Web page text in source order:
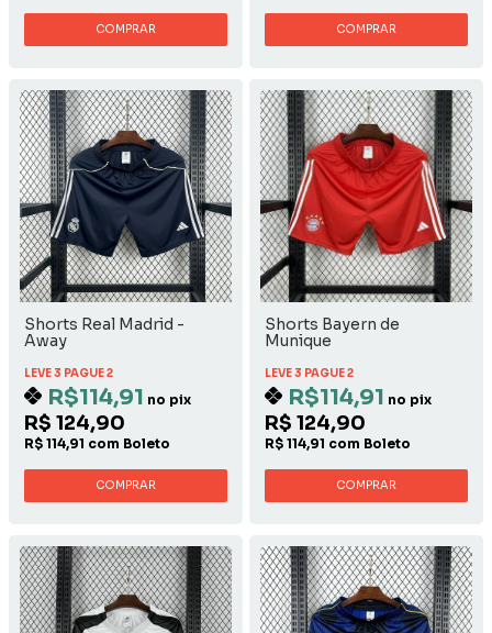
COMPRAR COMPRAR
Shorts Real Madrid -
Away
LEVE 3 PAGUE 2
R$114,91 no pix
R$ 124,90
R$ 114,91 com Boleto
COMPRAR
Shorts Bayern de
Munique
LEVE 3 PAGUE 2
R$114,91 no pix
R$ 124,90
R$ 114,91 com Boleto
COMPRAR